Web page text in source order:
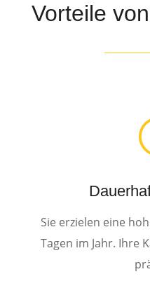
Vorteile
Sie erzielen eine
Tagen im Jahr. Ihre